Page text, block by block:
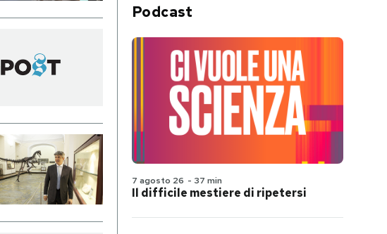
Podcast
7 agosto 26 - 37 min
Il difficile mestiere di ripetersi